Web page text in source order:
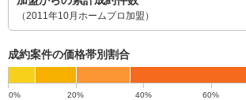
（2011年10月ホームプロ加盟）
成約案件の価格帯別割合
0% 20% 40% 60%